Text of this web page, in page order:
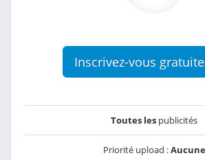
Inscrivez-vous
Toutes les publicités
Priorité upload :Aucune